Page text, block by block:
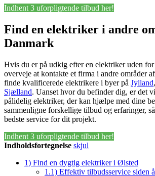
Indhent 3 uforpligtende tilbud her!
Find en elektriker i andre
Danmark
Hvis du er på udkig efter en elektriker uden
overveje at kontakte et firma i andre områder
finde kvalificerede elektrikere i byer på Jylland
Sjælland. Uanset hvor du befinder dig, er det
pålidelig elektriker, der kan hjælpe med dine
sammenligne forskellige tilbud og erfaringer,
bedste service for dit projekt.
Indhent 3 uforpligtende tilbud her!
Indholdsfortegnelse skjul
1) Find en dygtig elektriker i Ølsted
1.1) Effektiv tilbudsservice siden